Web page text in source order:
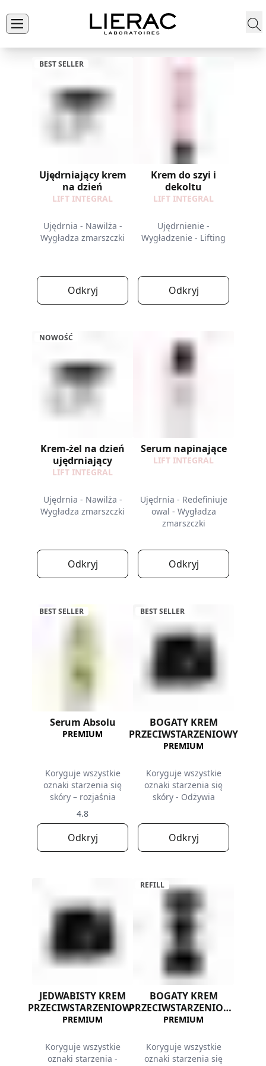
BEST SELLER
Ujędrniający krem
na dzień
LIFT INTEGRAL
Ujędrnia - Nawilża -
Wygładza zmarszczki
Odkryj
Krem do szyi i
dekoltu
LIFT INTEGRAL
Ujędrnienie -
Wygładzenie - Lifting
Odkryj
NOWOŚĆ
Krem-żel na dzień
ujędrniający
LIFT INTEGRAL
Ujędrnia - Nawilża -
Wygładza zmarszczki
Odkryj
Serum napinające
LIFT INTEGRAL
Ujędrnia - Redefiniuje
owal - Wygładza
zmarszczki
Odkryj
BEST SELLER
Serum Absolu
PREMIUM
Koryguje wszystkie
oznaki starzenia się
skóry – rozjaśnia
4.8
Odkryj
BEST SELLER
BOGATY KREM
PRZECIWSTARZENIOWY
PREMIUM
Koryguje wszystkie
oznaki starzenia się
skóry - Odżywia
Odkryj
JEDWABISTY KREM
PRZECIWSTARZENIOWY
PREMIUM
Koryguje wszystkie
oznaki starzenia -
REFILL
BOGATY KREM
PRZECIWSTARZENIOWY
- REFILL
PREMIUM
Koryguje wszystkie
oznaki starzenia się